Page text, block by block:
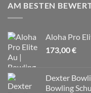
AM BESTEN
Aloha Pro
173,00€
Dexter
Bowling